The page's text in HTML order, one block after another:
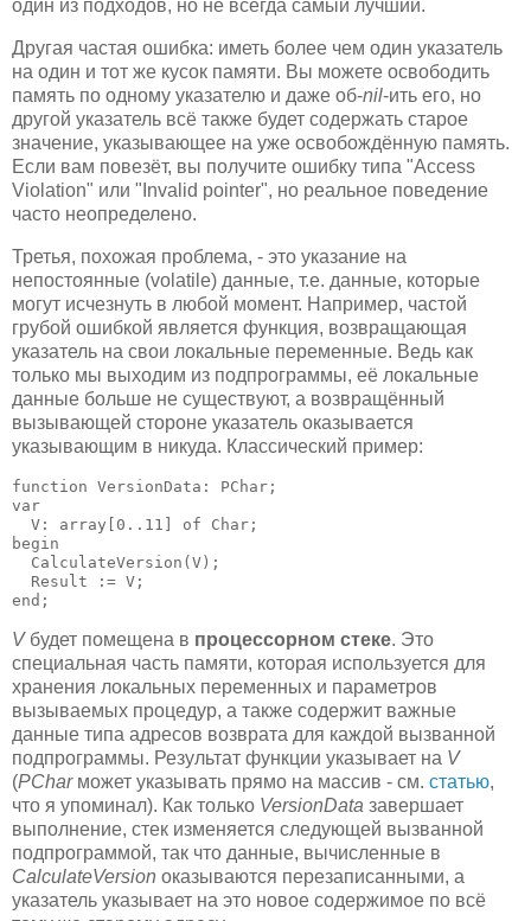
один из подходов, но не всегда самый лучший.
Другая частая ошибка: иметь более чем один указатель
на один и тот же кусок памяти. Вы можете освободить
память по одному указателю и даже об-nil-ить его, но
другой указатель всё также будет содержать старое
значение, указывающее на уже освобождённую память.
Если вам повезёт, вы получите ошибку типа "Access
Violation" или "Invalid pointer", но реальное поведение
часто неопределено.
Третья, похожая проблема, - это указание на
непостоянные (volatile) данные, т.е. данные, которые
могут исчезнуть в любой момент. Например, частой
грубой ошибкой является функция, возвращающая
указатель на свои локальные переменные. Ведь как
только мы выходим из подпрограммы, её локальные
данные больше не существуют, а возвращённый
вызывающей стороне указатель оказывается
указывающим в никуда. Классический пример:
function VersionData: PChar;
var
  V: array[0..11] of Char;
begin
  CalculateVersion(V);
  Result := V;
end;
Vбудет помещена в процессорном стеке. Это
специальная часть памяти, которая используется для
хранения локальных переменных и параметров
вызываемых процедур, а также содержит важные
данные типа адресов возврата для каждой вызванной
подпрограммы. Результат функции указывает на V
(PCharможет указывать прямо на массив - см. статью,
что я упоминал). Как только VersionData завершает
выполнение, стек изменяется следующей вызванной
подпрограммой, так что данные, вычисленные в
CalculateVersion оказываются перезаписанными, а
указатель указывает на это новое содержимое по всё